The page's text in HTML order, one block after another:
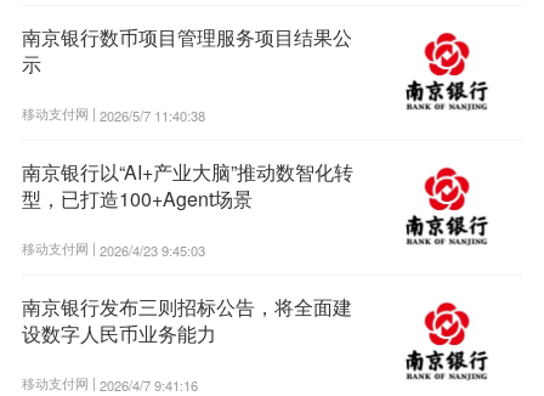
南京银行数币项目管理服务项目结果公
示
移动支付网 | 2026/5/7 11:40:38
南京银行以“AI+产业大脑”推动数智化转
型，已打造100+Agent场景
移动支付网 | 2026/4/23 9:45:03
南京银行发布三则招标公告，将全面建
设数字人民币业务能力
移动支付网 | 2026/4/7 9:41:16